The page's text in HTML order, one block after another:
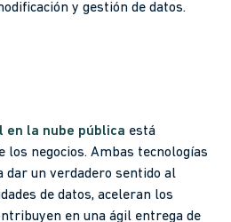
y gestión de datos.
la nube pública está
los negocios. Ambas tecnologías
dar un verdadero sentido al
de datos, aceleran los
en una ágil entrega de